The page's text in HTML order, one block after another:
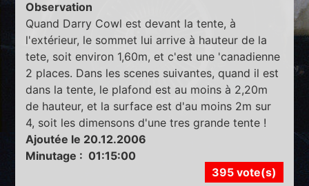
Observation
Quand Darry Cowl est devant la tente, à
l'extérieur, le sommet lui arrive à hauteur de la
tete, soit environ 1,60m, et c'est une 'canadienne
2 places. Dans les scenes suivantes, quand il est
dans la tente, le plafond est au moins à 2,20m
de hauteur, et la surface est d'au moins 2m sur
4, soit les dimensons d'une tres grande tente !
Ajoutée le 20.12.2006
Minutage : 01:15:00
395 vote(s)